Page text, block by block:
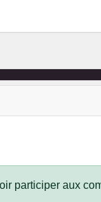
participer aux